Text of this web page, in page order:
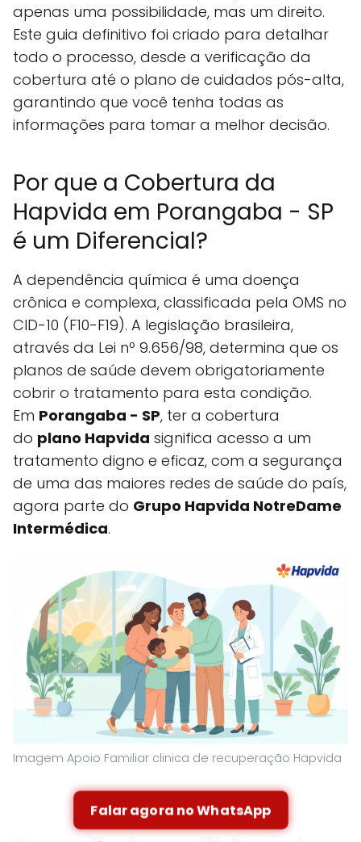
apenas uma possibilidade, mas um direito.
Este guia definitivo foi criado para detalhar
todo o processo, desde a verificação da
cobertura até o plano de cuidados pós-alta,
garantindo que você tenha todas as
informações para tomar a melhor decisão.
Por que a Cobertura da
Hapvida em Porangaba - SP
é um Diferencial?
A dependência química é uma doença
crônica e complexa, classificada pela OMS no
CID-10 (F10-F19). A legislação brasileira,
através da Lei nº 9.656/98, determina que os
planos de saúde devem obrigatoriamente
cobrir o tratamento para esta condição.
Em Porangaba - SP, ter a cobertura
do plano Hapvida significa acesso a um
tratamento digno e eficaz, com a segurança
de uma das maiores redes de saúde do país,
agora parte do Grupo Hapvida NotreDame
Intermédica.
Imagem Apoio Familiar clinica de recuperação Hapvida
Falar agora no WhatsApp